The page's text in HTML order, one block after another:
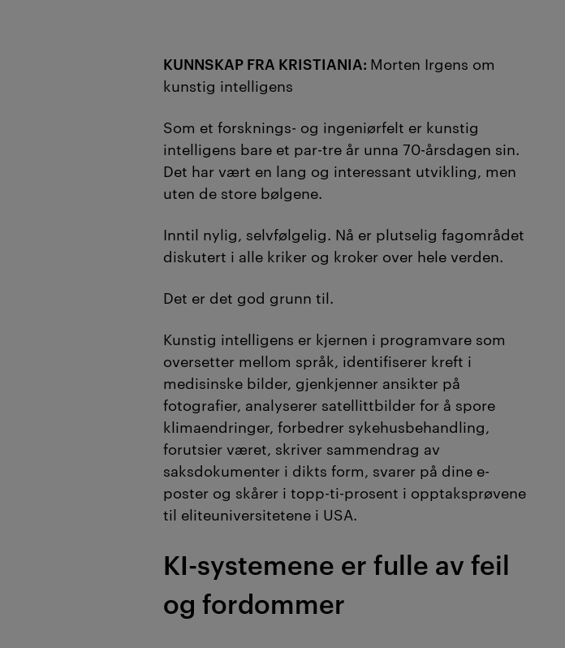
KUNNSKAP FRA KRISTIANIA: Morten Irgens om
kunstig intelligens
Som et forsknings- og ingeniørfelt er kunstig
intelligens bare et par-tre år unna 70-årsdagen sin.
Det har vært en lang og interessant utvikling, men
uten de store bølgene.
Inntil nylig, selvfølgelig. Nå er plutselig fagområdet
diskutert i alle kriker og kroker over hele verden.
Det er det god grunn til.
Kunstig intelligens er kjernen i programvare som
oversetter mellom språk, identifiserer kreft i
medisinske bilder, gjenkjenner ansikter på
fotografier, analyserer satellittbilder for å spore
klimaendringer, forbedrer sykehusbehandling,
forutsier været, skriver sammendrag av
saksdokumenter i dikts form, svarer på dine e-
poster og skårer i topp-ti-prosent i opptaksprøvene
til eliteuniversitetene i USA.
KI-systemene er fulle av feil
og fordommer